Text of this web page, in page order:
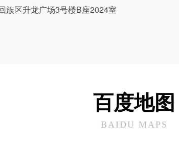
族区升龙广场3号楼B座2024室
百度地图
BAIDU MAPS